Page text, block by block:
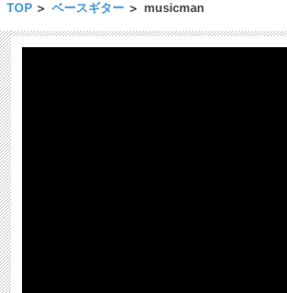
TOP > ベースギター > musicman